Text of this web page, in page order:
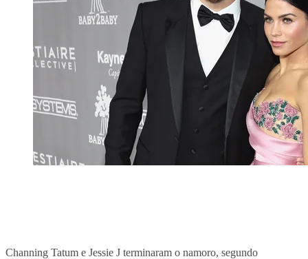
Channing Tatum e Jessie J terminaram o namoro, segundo